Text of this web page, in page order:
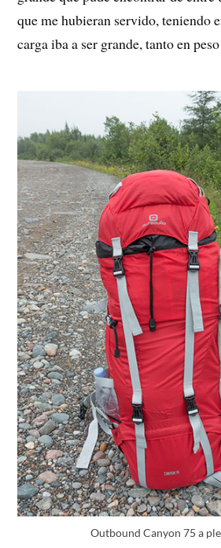
que me hubieran servido, teniendo
carga iba a ser grande, tanto en
Outbound Canyon 75 a